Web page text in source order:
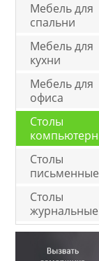
Мебель для
спальни
Мебель для
кухни
Мебель для
офиса
Столы
Столы
письменные
Столы
журнальные